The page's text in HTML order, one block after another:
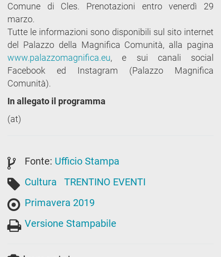
Comune di Cles. Prenotazioni entro venerdì 29
marzo.
Tutte le informazioni sono disponibili sul sito internet
del Palazzo della Magnifica Comunità, alla pagina
www.palazzomagnifica.eu, e sui canali social
Facebook ed Instagram (Palazzo Magnifica
Comunità).
In allegato il programma
(at)
Fonte: Ufficio Stampa
Cultura
TRENTINO EVENTI
Primavera 2019
Versione Stampabile